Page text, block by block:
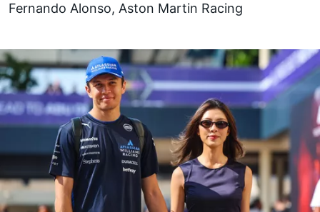
Fernando Alonso, Aston Martin Racing